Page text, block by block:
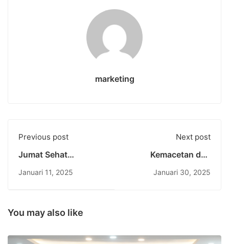
marketing
Previous post
Jumat Sehat
Mewujudkan Gaya
Lingkungan Undiknas
Januari 11, 2025
Next post
Kemacetan dan
Biaya Tinggi
Januari 30, 2025
You may also like